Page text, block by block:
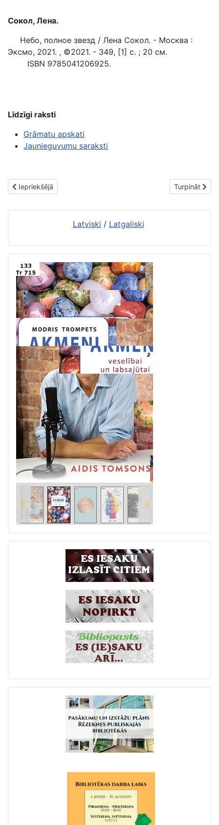
Сокол, Лена.
Небо, полное звезд / Лена Сокол. - Москва :
Эксмо, 2021. , ©2021. - 349, [1] с. ; 20 см.
ISBN 9785041206925.
Līdzīgi raksti
Grāmatu apskati
Jaunieguvumu saraksti
Iepriekšējais raksts: 2021.gada 4.jūnija jaunieguvumi 2.bibliotēkā
Iepriekšējā Nākamais
Turpināt
Latviski / Latgaliski